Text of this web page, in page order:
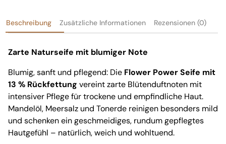
Beschreibung Zusätzliche Informationen Rezensionen (0)
Zarte Naturseife mit blumiger Note
Blumig, sanft und pflegend: Die Flower Power Seife mit
13 % Rückfettung vereint zarte Blütenduftnoten mit
intensiver Pflege für trockene und empfindliche Haut.
Mandelöl, Meersalz und Tonerde reinigen besonders mild
und schenken ein geschmeidiges, rundum gepflegtes
Hautgefühl – natürlich, weich und wohltuend.